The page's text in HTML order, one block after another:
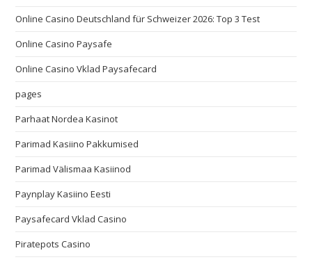
Online Casino Deutschland für Schweizer 2026: Top 3 Test
Online Casino Paysafe
Online Casino Vklad Paysafecard
pages
Parhaat Nordea Kasinot
Parimad Kasiino Pakkumised
Parimad Välismaa Kasiinod
Paynplay Kasiino Eesti
Paysafecard Vklad Casino
Piratepots Casino